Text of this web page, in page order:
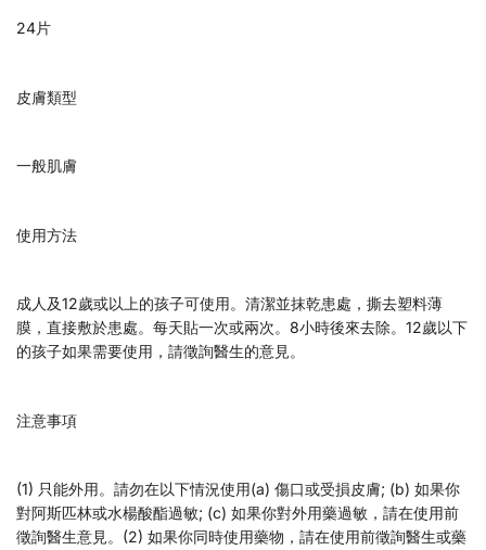
24片
皮膚類型
一般肌膚
使用方法
成人及12歲或以上的孩子可使用。清潔並抹乾患處，撕去塑料薄
膜，直接敷於患處。每天貼一次或兩次。8小時後來去除。12歲以下
的孩子如果需要使用，請徵詢醫生的意見。
注意事項
(1) 只能外用。請勿在以下情況使用(a) 傷口或受損皮膚; (b) 如果你
對阿斯匹林或水楊酸酯過敏; (c) 如果你對外用藥過敏，請在使用前
徵詢醫生意見。(2) 如果你同時使用藥物，請在使用前徵詢醫生或藥